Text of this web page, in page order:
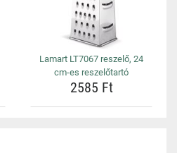
Lamart LT7067 reszelő, 24
cm-es reszelőtartó
2585 Ft